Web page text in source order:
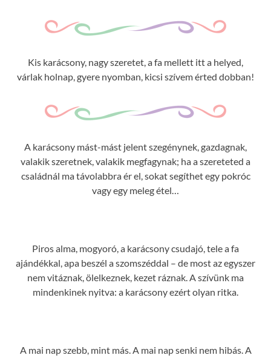
Kis karácsony, nagy szeretet, a fa mellett itt a helyed,
várlak holnap, gyere nyomban, kicsi szívem érted dobban!
A karácsony mást-mást jelent szegénynek, gazdagnak,
valakik szeretnek, valakik megfagynak; ha a szereteted a
családnál ma távolabbra ér el, sokat segíthet egy pokróc
vagy egy meleg étel…
Piros alma, mogyoró, a karácsony csudajó, tele a fa
ajándékkal, apa beszél a szomszéddal – de most az egyszer
nem vitáznak, ölelkeznek, kezet ráznak. A szívünk ma
mindenkinek nyitva: a karácsony ezért olyan ritka.
A mai nap szebb, mint más. A mai nap senki nem hibás. A